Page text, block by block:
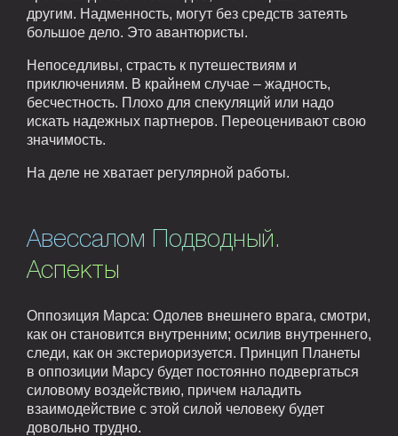
другим. Надменность, могут без средств затеять
большое дело. Это авантюристы.
Непоседливы, страсть к путешествиям и
приключениям. В крайнем случае – жадность,
бесчестность. Плохо для спекуляций или надо
искать надежных партнеров. Переоценивают свою
значимость.
На деле не хватает регулярной работы.
Авессалом Подводный.
Аспекты
Оппозиция Марса: Одолев внешнего врага, смотри,
как он становится внутренним; осилив внутреннего,
следи, как он экстериоризуется. Принцип Планеты
в оппозиции Марсу будет постоянно подвергаться
силовому воздействию, причем наладить
взаимодействие с этой силой человеку будет
довольно трудно.